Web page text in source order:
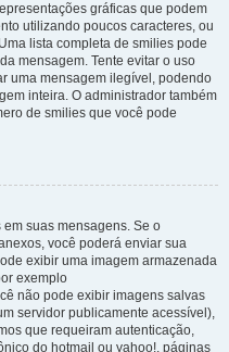
gráficas que podem
utilizando poucos caracteres, ou
lista completa de smilies pode
mensagem. Tente evitar o uso
uma mensagem ilegível, podendo
inteira. O administrador também
de smilies que você pode
suas mensagens. Se o
você poderá enviar sua
exibir uma imagem armazenada
exemplo
não pode exibir imagens salvas
servidor publicamente acessível),
que requeiram autenticação,
do hotmail ou yahoo!, páginas